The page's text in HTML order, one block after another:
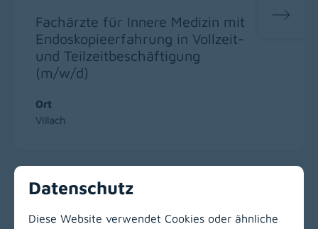
Fachärzte für Innere Medizin mit
Endoskopieerfahrung in Vollzeit-
und Teilzeitbeschäftigung
(m/w/d)
Ort
Villach
Vorherige
Datenschutz
Diese Website verwendet Cookies oder ähnliche